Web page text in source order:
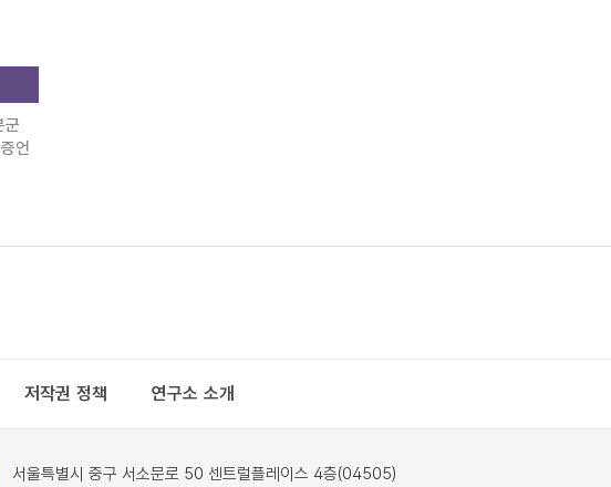
군
언
저작권 정책 연구소 소개
서울특별시 중구 서소문로 50 센트럴플레이스 4층(04505)